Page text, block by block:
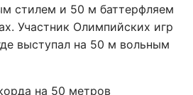
стилем и 50 м баттерфляем
Участник Олимпийских игр
выступал на 50 м вольным
на 50 метров